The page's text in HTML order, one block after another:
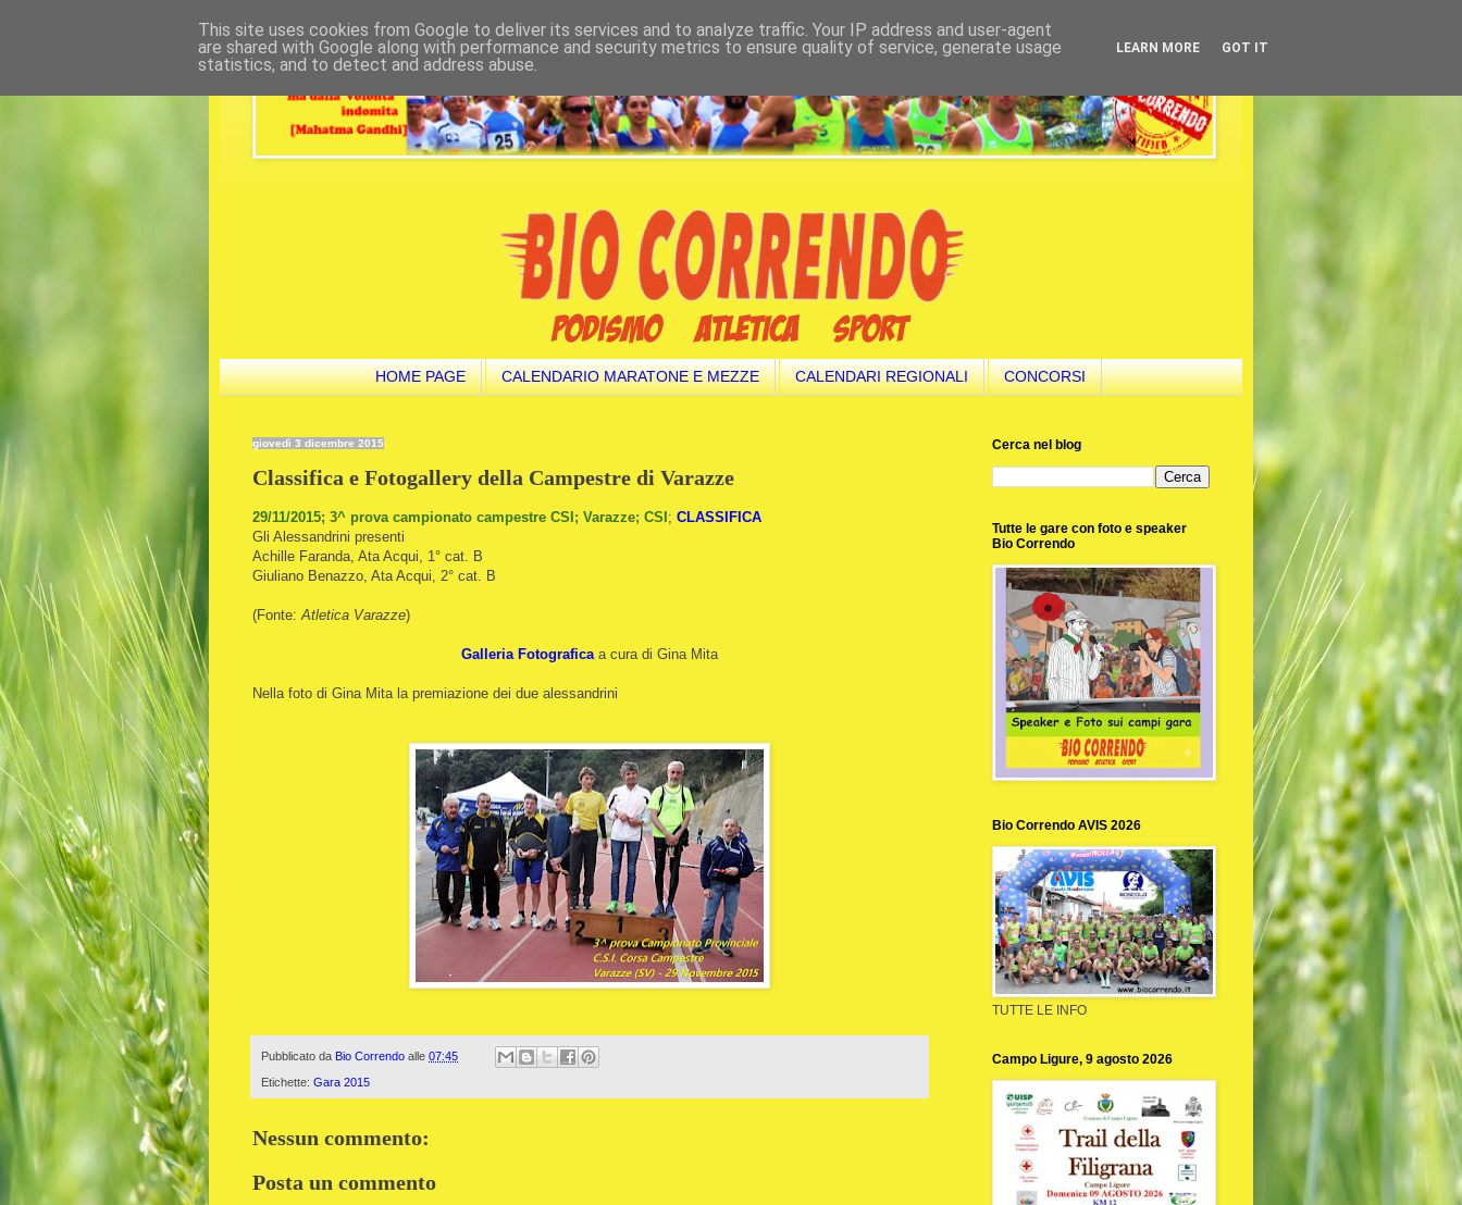
HOME PAGE CALENDARIO MARATONE E MEZZE CALENDARI REGIONALI CONCORSI
giovedì 3 dicembre 2015
Classifica e Fotogallery della Campestre di Varazze
29/11/2015; 3^ prova campionato campestre CSI; Varazze; CSI ; CLASSIFICA
Gli Alessandrini presenti
Achille Faranda, Ata Acqui, 1° cat. B
Giuliano Benazzo, Ata Acqui, 2° cat. B
(Fonte: Atletica Varazze)
Galleria Fotografica a cura di Gina Mita
Nella foto di Gina Mita la premiazione dei due alessandrini
Pubblicato da Bio Correndo alle 07:45
Etichette: Gara 2015
Nessun commento:
Posta un commento
Cerca nel blog
Tutte le gare con foto e speaker
Bio Correndo
Bio Correndo AVIS 2026
TUTTE LE INFO
Campo Ligure, 9 agosto 2026
This site uses cookies from Google to deliver its services and to analyze traffic. Your IP address and user-agent
are shared with Google along with performance and security metrics to ensure quality of service, generate usage
statistics, and to detect and address abuse.
LEARN MORE GOT IT